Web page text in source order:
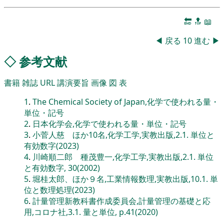
🔚 🔝 📖
◀ 戻る 10進む ▶
◇参考文献
書籍雑誌 URL講演要旨 画像 図 表
1. The Chemical Society of Japan,化学で使われる量・
単位・記号
2. 日本化学会,化学で使われる量・単位・記号
3. 小菅人慈 ほか10名,化学工学,実教出版,2.1. 単位と
有効数字(2023)
4. 川崎順二郎 種茂豊一,化学工学,実教出版,2.1. 単位
と有効数字, 30(2002)
5. 堀桂太郎、ほか９名,工業情報数理,実教出版,10.1. 単
位と数理処理(2023)
6. 計量管理新教科書作成委員会,計量管理の基礎と応
用,コロナ社,3.1. 量と単位, p.41(2020)